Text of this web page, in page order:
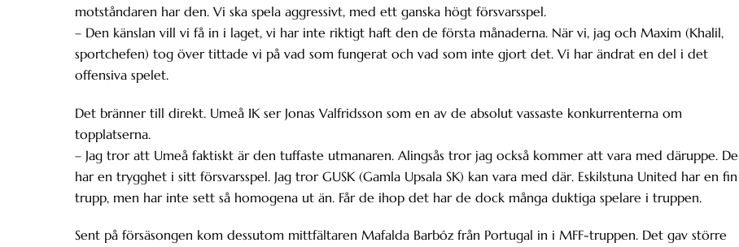
motståndaren har den. Vi ska spela aggressivt, med ett ganska högt försvarsspel.
– Den känslan vill vi få in i laget, vi har inte riktigt haft den de första månaderna. När vi, jag och Maxim (Khalil,
sportchefen) tog över tittade vi på vad som fungerat och vad som inte gjort det. Vi har ändrat en del i det
offensiva spelet.
Det bränner till direkt. Umeå IK ser Jonas Valfridsson som en av de absolut vassaste konkurrenterna om
topplatserna.
– Jag tror att Umeå faktiskt är den tuffaste utmanaren. Alingsås tror jag också kommer att vara med däruppe. De
har en trygghet i sitt försvarsspel. Jag tror GUSK (Gamla Upsala SK) kan vara med där. Eskilstuna United har en fin
trupp, men har inte sett så homogena ut än. Får de ihop det har de dock många duktiga spelare i truppen.
Sent på försäsongen kom dessutom mittfältaren Mafalda Barbóz från Portugal in i MFF-truppen. Det gav större